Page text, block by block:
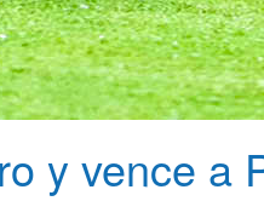
y vence a